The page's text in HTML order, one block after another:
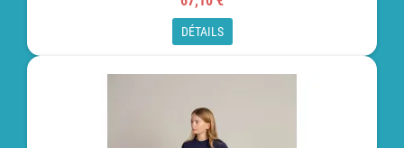
DÉTAILS